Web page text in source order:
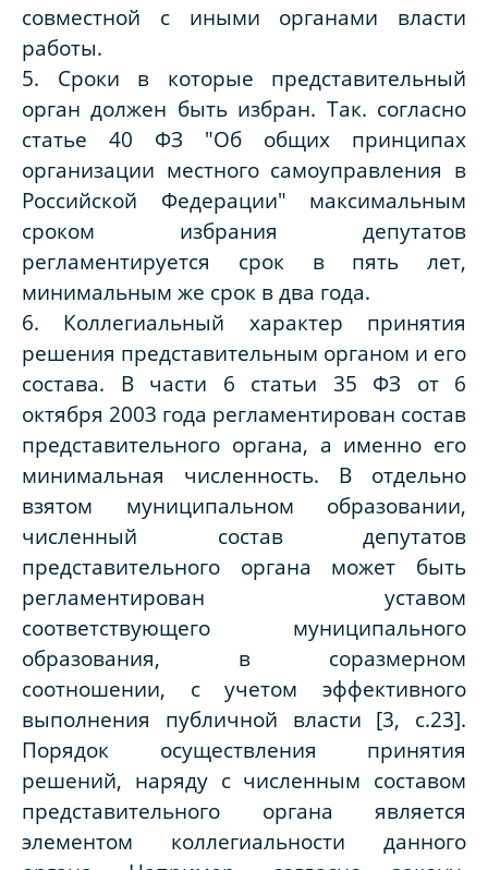
совместной с иными органами власти
работы.
5. Сроки в которые представительный
орган должен быть избран. Так. согласно
статье 40 ФЗ "Об общих принципах
организации местного самоуправления в
Российской Федерации" максимальным
сроком избрания депутатов
регламентируется срок в пять лет,
минимальным же срок в два года.
6. Коллегиальный характер принятия
решения представительным органом и его
состава. В части 6 статьи 35 ФЗ от 6
октября 2003 года регламентирован состав
представительного органа, а именно его
минимальная численность. В отдельно
взятом муниципальном образовании,
численный состав депутатов
представительного органа может быть
регламентирован уставом
соответствующего муниципального
образования, в соразмерном
соотношении, с учетом эффективного
выполнения публичной власти [3, с.23].
Порядок осуществления принятия
решений, наряду с численным составом
представительного органа является
элементом коллегиальности данного